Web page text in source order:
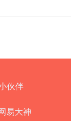
伙伴
易大神